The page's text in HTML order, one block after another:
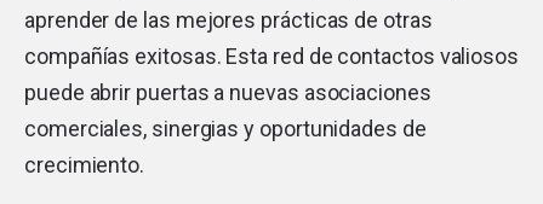
aprender de las mejores prácticas de otras
compañías exitosas. Esta red de contactos valiosos
puede abrir puertas a nuevas asociaciones
comerciales, sinergias y oportunidades de
crecimiento.